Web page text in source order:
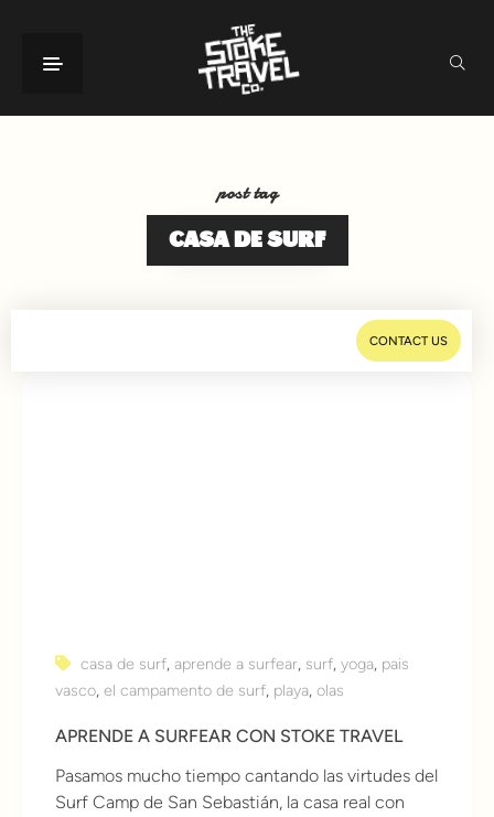
post tag
CASA DE SURF
CONTACT US
casa de surf, aprende a surfear, surf, yoga, pais
vasco, el campamento de surf, playa, olas
APRENDE A SURFEAR CON STOKE TRAVEL
Pasamos mucho tiempo cantando las virtudes del
Surf Camp de San Sebastián, la casa real con